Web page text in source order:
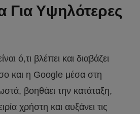
Για Υψηλότερες
ό,τι βλέπει και διαβάζει
και η Google μέσα στη
βοηθάει την κατάταξη,
χρήστη και αυξάνει τις